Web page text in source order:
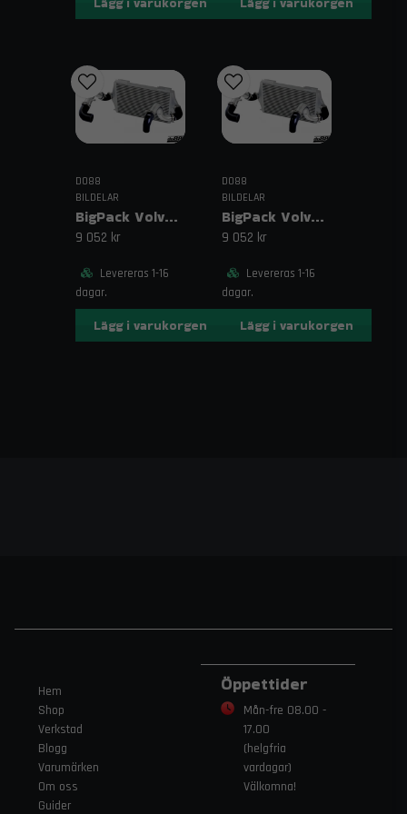
eller andra komponenter? Kontakta oss på
Relaterade sökord
silikonslang 135 grader, blå silikonslang, 2,375" slang,
60mm slang, turboslang, intercoolerslang, insugsslang,
DO88
BILDELAR
BigPack Volvo 740/940 Turbo (92–98) Svart – 63 mm spjällhus
9 052 kr
Levereras 1-16
dagar.
Lägg i varukorgen
DO88
BILDELAR
BigPack Volvo 740/940 Turbo (92–98) Svart – 76 mm spjällhus
9 052 kr
Levereras 1-16
dagar.
Lägg i varukorgen
Hem
Shop
Verkstad
Blogg
Varumärken
Om oss
Guider
Öppettider
Mån-fre 08.00 -
17.00
(helgfria
vardagar)
Välkomna!